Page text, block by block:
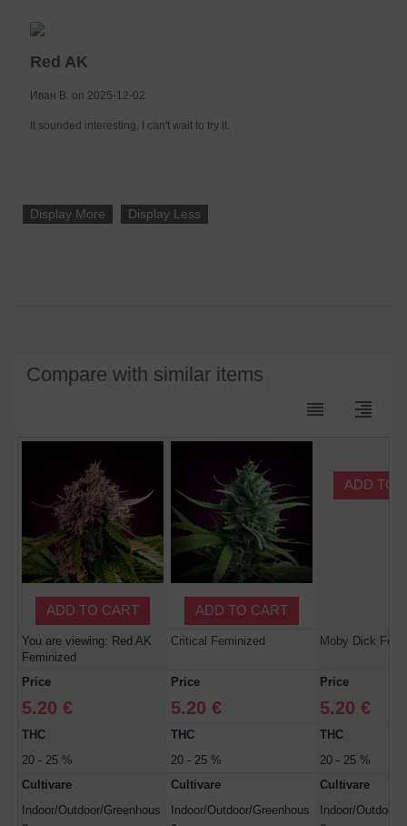
Red AK
Иван В. on 2025-12-02
It sounded interesting, I can't wait to try it.
Display More Display Less
Compare with similar items
reorder format_align_right
ADD TO CART ADD TO CART
ADD TO
You are viewing: Red AK
Feminized
Critical Feminized Moby Dick
Price
5.20 €
Price
5.20 €
Price
5.20 €
THC
20 - 25 %
THC
20 - 25 %
THC
20 - 25 %
Cultivare
Indoor/Outdoor/Greenhous
Cultivare
Indoor/Outdoor/Greenhous
Cultivare
Indoor/Outdoor/